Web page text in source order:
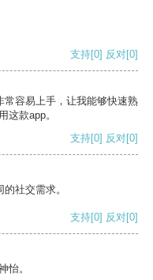
支持[0] 反对[0]
常容易上手，让我能够快速熟
这款app。
支持[0] 反对[0]
社交需求。
支持[0] 反对[0]
怡。